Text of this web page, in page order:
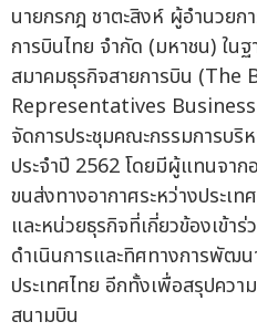
นายกรกฎ ชาตะสิงห์ ผู้อำนวยก
การบินไทย จำกัด (มหาชน) ใน
สมาคมธุรกิจสายการบิน
Representatives
จัดการประชุมคณะกรรมการบริ
ประจำปี 2562 โดยมีผู้แทนจา
ขนส่งทางอากาศระหว่างประเ
และหน่วยธุรกิจที่เกี่ยวข้องเข้า
ดำเนินการและทิศทางการพัฒน
ประเทศไทย อีกทั้งเพื่อสรุปคว
สนามบิน